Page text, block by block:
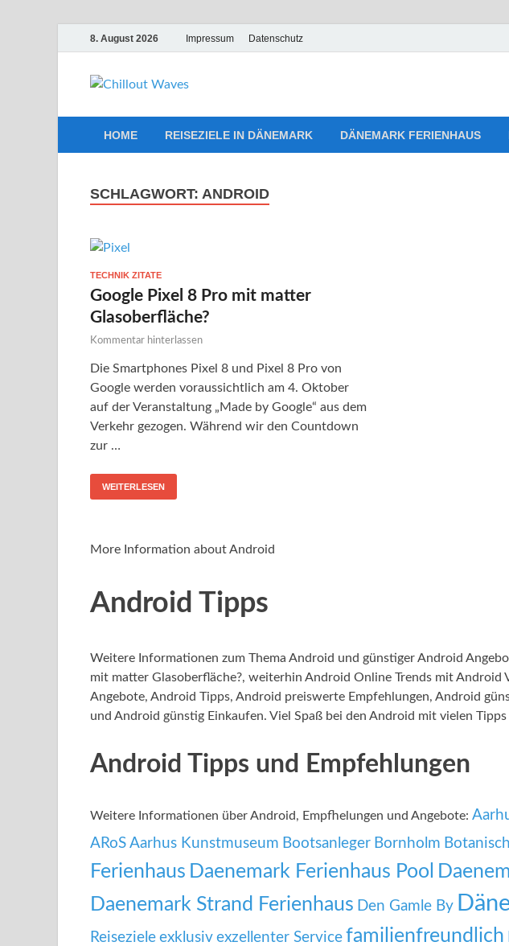
8. August 2026 Impressum Datenschutz
Chillout Waves
HOME REISEZIELE IN DÄNEMARK DÄNEMARK FERIENHAUS
SCHLAGWORT: ANDROID
TECHNIK ZITATE
Google Pixel 8 Pro mit matter
Glasoberfläche?
Kommentar hinterlassen
Die Smartphones Pixel 8 und Pixel 8 Pro von
Google werden voraussichtlich am 4. Oktober
auf der Veranstaltung „Made by Google“ aus dem
Verkehr gezogen. Während wir den Countdown
zur …
WEITERLESEN
More Information about Android
Android Tipps
Weitere Informationen zum Thema Android und günstiger Android
mit matter Glasoberfläche?, weiterhin Android Online Trends mit Android
Angebote, Android Tipps, Android preiswerte Empfehlungen, Android
und Android günstig Einkaufen. Viel Spaß bei den Android mit vielen Tipps
Android Tipps und Empfehlungen
Weitere Informationen über Android, Empfhelungen und Angebote:
ARoS Aarhus Kunstmuseum Bootsanleger Bornholm
Ferienhaus Daenemark Ferienhaus Pool
Daenemark Strand Ferienhaus Den Gamle By
Reiseziele exklusiv exzellenter Service familienfreundlich